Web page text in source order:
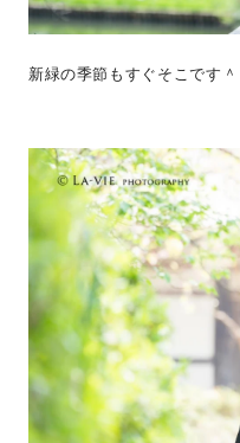
新緑の季節もすぐそこです＾